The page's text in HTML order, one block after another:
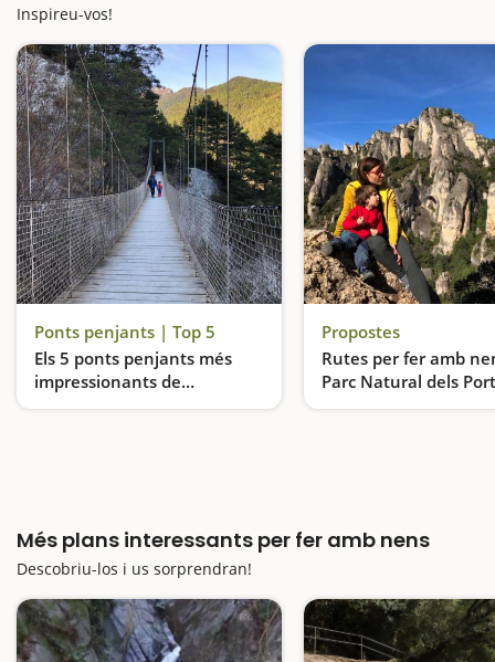
Inspireu-vos!
Ponts penjants | Top 5
Els 5 ponts penjants més
impressionants de
Catalunya
Excursions amb pasarel·les i ponts de fusta, tota una aventura
Propostes
Rutes per fer amb
Parc Natural dels
Més plans interessants per fer amb nens
Descobriu-los i us sorprendran!